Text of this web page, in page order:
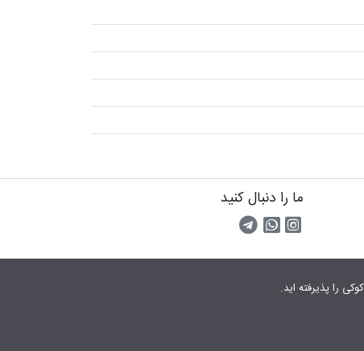
ما را دنبال کنید
اینستاگرام
پیام رسان واتس اپ
کانال تلگرام